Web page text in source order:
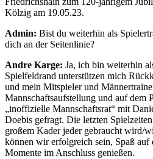
Kölzig am 19.05.23.
Admin: Bist du weiterhin als
dich an der Seitenlinie?
Andre Karge: Ja, ich bin weiterhin
Spielfeldrand unterstützen mich
und mein Mitspieler und
Mannschaftsaufstellung und auf dem
„inoffizielle Mannschaftsrat“ mit
Doebis gefragt. Die letzten
großem Kader jeder gebraucht
können wir erfolgreich sein, Spaß auf
Momente im Anschluss genießen.